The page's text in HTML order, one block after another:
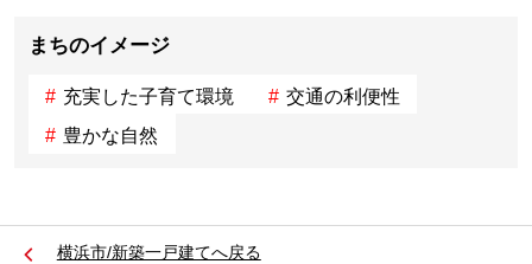
まちのイメージ
充実した子育て環境
交通の利便性
豊かな自然
横浜市/新築一戸建てへ戻る